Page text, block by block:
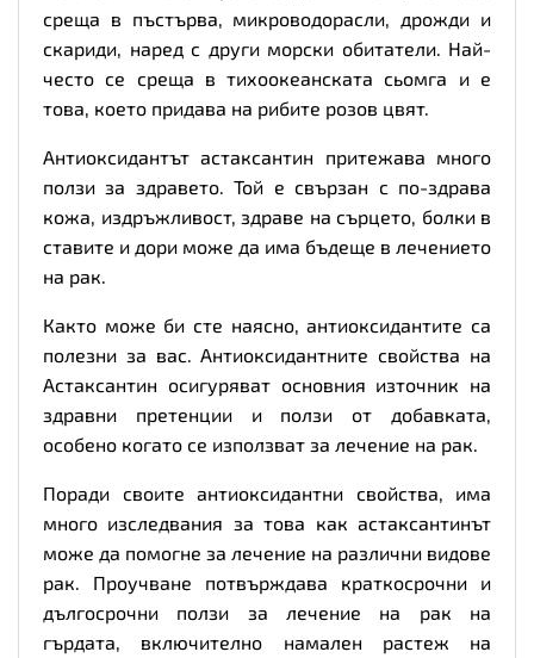
среща в пъстърва, микроводорасли, дрожди и
скариди, наред с други морски обитатели. Най-
често се среща в тихоокеанската сьомга и е
това, което придава на рибите розов цвят.
Антиоксидантът астаксантин притежава много
ползи за здравето. Той е свързан с по-здрава
кожа, издръжливост, здраве на сърцето, болки в
ставите и дори може да има бъдеще в лечението
на рак.
Както може би сте наясно, антиоксидантите са
полезни за вас. Антиоксидантните свойства на
Астаксантин осигуряват основния източник на
здравни претенции и ползи от добавката,
особено когато се използват за лечение на рак.
Поради своите антиоксидантни свойства, има
много изследвания за това как астаксантинът
може да помогне за лечение на различни видове
рак. Проучване потвърждава краткосрочни и
дългосрочни ползи за лечение на рак на
гърдата, включително намален растеж на